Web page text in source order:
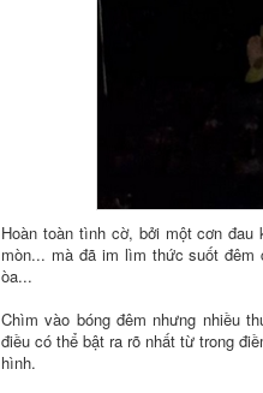
Hoàn toàn tình cờ, bởi một cơn
mòn... mà đã im lìm thức suốt đêm
òa...
Chìm vào bóng đêm nhưng nhiều
điều có thể bật ra rõ nhất từ trong
hình.